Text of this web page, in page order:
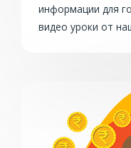
информации для
видео уроки от